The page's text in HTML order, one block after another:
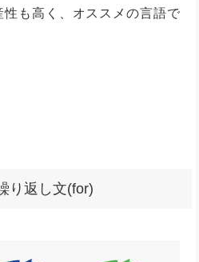
も高く、オススメの言語で
り返し文(for)